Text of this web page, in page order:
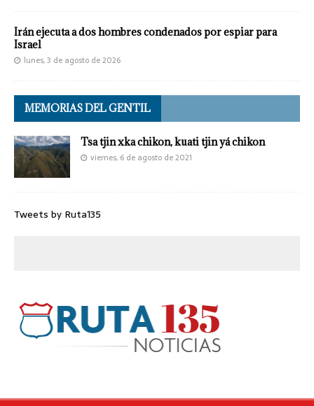
Irán ejecuta a dos hombres condenados por espiar para
Israel
lunes, 3 de agosto de 2026
MEMORIAS DEL GENTIL
Tsa tjin xka chikon, kuati tjin yá chikon
viernes, 6 de agosto de 2021
Tweets by Ruta135